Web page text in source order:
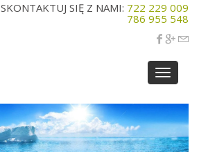
SKONTAKTUJ SIĘ Z NAMI: 722 229 009
786 955 548
Toggle